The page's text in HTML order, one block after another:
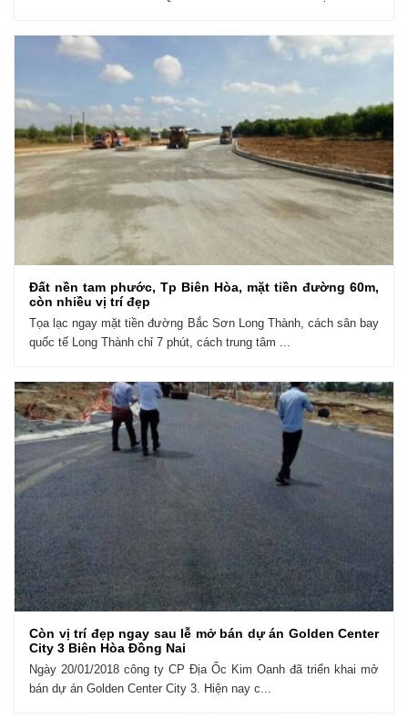
Đất nền tam phước, Tp Biên Hòa, mặt tiền đường 60m,
còn nhiều vị trí đẹp
Tọa lạc ngay mặt tiền đường Bắc Sơn Long Thành, cách sân bay
quốc tế Long Thành chỉ 7 phút, cách trung tâm ...
Còn vị trí đẹp ngay sau lễ mở bán dự án Golden Center
City 3 Biên Hòa Đồng Nai
Ngày 20/01/2018 công ty CP Địa Ốc Kim Oanh đã triển khai mở
bán dự án Golden Center City 3. Hiện nay c...